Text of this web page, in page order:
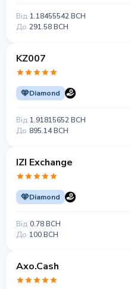
Від 1.18455542 BCH
До 291.58 BCH
KZ007
Diamond
Від 1.91815652 BCH
До 895.14 BCH
IZI Exchange
Diamond
Від 0.78 BCH
До 100 BCH
Axo.Cash